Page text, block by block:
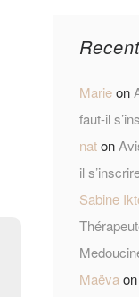
Marieon
faut-il
naton
il
Sabine
Maëvaon